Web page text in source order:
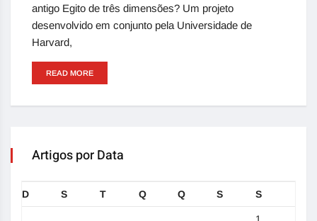
antigo Egito de três dimensões? Um projeto
desenvolvido em conjunto pela Universidade de
Harvard,
READ MORE
Artigos por Data
D S T Q Q S S